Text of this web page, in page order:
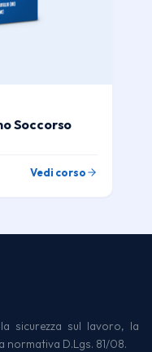
Soccorso
Vedi corso
sicurezza sul lavoro, la
D.Lgs. 81/08.